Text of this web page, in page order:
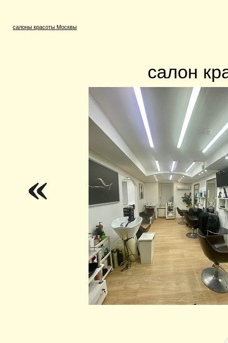
салоны красоты Москвы
салон